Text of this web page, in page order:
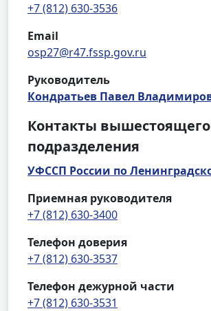
+7 (812) 630-3536
Email
osp27@r47.fssp.gov.ru
Руководитель
Кондратьев Павел
Контакты вышестоящего
подразделения
УФССП России по
Приемная руководителя
+7 (812) 630-3400
Телефон доверия
+7 (812) 630-3537
Телефон дежурной части
+7 (812) 630-3531